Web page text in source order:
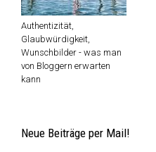
Authentizität,
Glaubwürdigkeit,
Wunschbilder - was man
von Bloggern erwarten
kann
Neue Beiträge per Mail!